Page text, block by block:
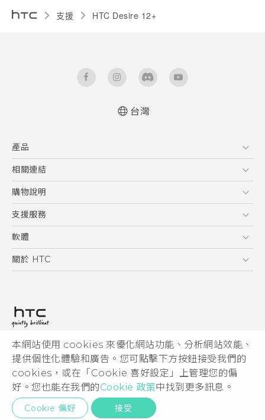
本網站使用 cookies 來優化網站功能、分析網站效能、
提供個性化體驗和廣告。您可點擊下方按鈕接受我們的
cookies，或在「Cookie 喜好設定」上管理您的偏
好。您也能在我們的Cookie 政策中找到更多訊息。
Cookie 偏好 接受
支援 HTC Desire 12+‎
User manual
台灣
產品
5G
配件
相關連結
HTC Research
購物說明
購物須知
付款方式
支援服務
到府收送維修服務
客戶服務佈告欄
軟體
應用程式
HTC Sync Manager
關於 HTC
投資人
隱私權政策
產品安全性
Cookie
Security and Privacy Whitepaper
© 2011-2026 HTC Corporation
HTC 法律文件
宏達國際電子股份有限公司 | 統一編號16003518
隱私聯絡:Global-Privacy@htc.com